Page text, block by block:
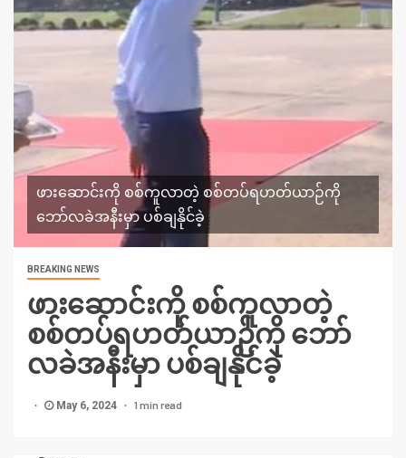
ဖားဆောင်းကို စစ်ကူလာတဲ့ စစ်တပ်ရဟတ်ယာဉ်ကို
ဘော်လခဲအနီးမှာ ပစ်ချနိုင်ခဲ့
BREAKING NEWS
ဖားဆောင်းကို စစ်ကူလာတဲ့
စစ်တပ်ရဟတ်ယာဉ်ကို ဘော်
လခဲအနီးမှာ ပစ်ချနိုင်ခဲ့
May 6, 2024 1 min read